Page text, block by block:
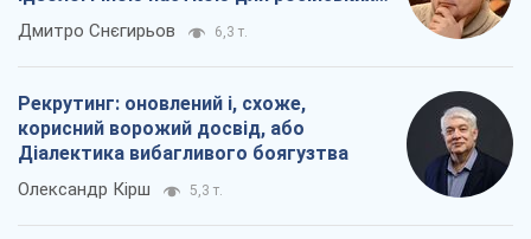
окупантів
Дмитро Снєгирьов 6,3 т.
Рекрутинг: оновлений і, схоже,
корисний ворожий досвід, або
Діалектика вибагливого боягузтва
Олександр Кірш 5,3 т.